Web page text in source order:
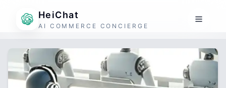
HeiChat
AI COMMERCE CONCIERGE